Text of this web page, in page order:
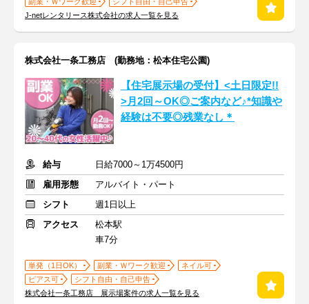
J-netレンタリース株式会社の求人一覧を見る
株式会社一条工務店 (勤務地：松本住宅公園)
【住宅展示場の受付】<土日限定!!
>月2回～OK◎ご案内など♪*知識や
経験は不要◎残業なし＊
給与
日給7000～1万4500円
雇用形態
アルバイト・パート
シフト
週1日以上
アクセス
松本駅
車7分
単発（1日OK） 副業・Ｗワーク歓迎
ネイル可
ピアス可
シフト自由・自己申告
株式会社一条工務店 展示場案件の求人一覧を見る